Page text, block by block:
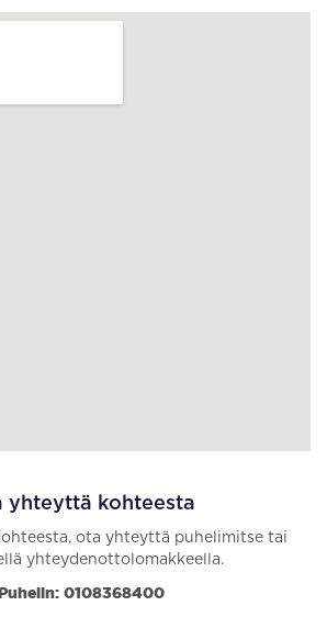
yhteyttä kohteesta
ota yhteyttä puhelimitse tai
yhteydenottolomakkeella.
Puhelin: 0108368400